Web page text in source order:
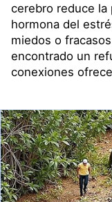
cerebro reduce
hormona del
miedos o
encontrado un
conexiones